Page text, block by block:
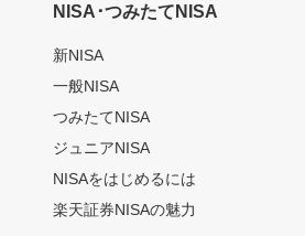
NISA･つみたてNISA
新NISA
一般NISA
つみたてNISA
ジュニアNISA
NISAをはじめるには
楽天証券NISAの魅力